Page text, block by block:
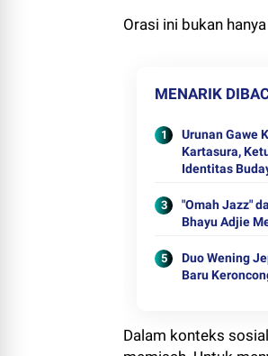
Orasi ini bukan
MENARIK
Urunan Gawe
Kartasura,
Identitas
"Omah Jazz"
Bhayu Adjie
Duo Wening
Baru
Dalam konteks